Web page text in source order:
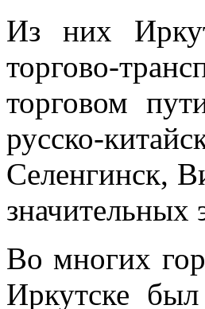
Из них
торгово-
торговом
русско-
Селенгинск,
Во многих
Иркутске